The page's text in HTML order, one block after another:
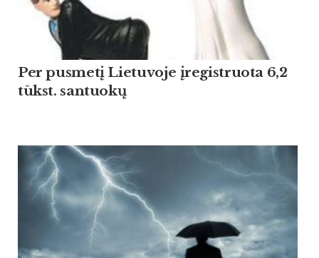
Per pusmetį Lietuvoje įregistruota 6,2
tūkst. santuokų